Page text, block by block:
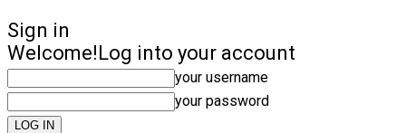
Sign in
Welcome!Log into your account
your username
your password